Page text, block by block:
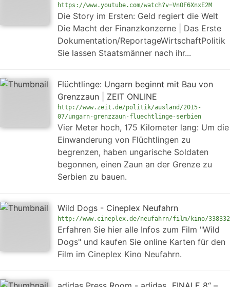
https://www.youtube.com/watch?v=VnOF6XnxE2M
Die Story im Ersten: Geld regiert die Welt
Die Macht der Finanzkonzerne | Das Erste
Dokumentation/ReportageWirtschaftPolitik
Sie lassen Staatsmänner nach ihr...
Flüchtlinge: Ungarn beginnt mit Bau von
Grenzzaun | ZEIT ONLINE
http://www.zeit.de/politik/ausland/2015-
07/ungarn-grenzzaun-fluechtlinge-serbien
Vier Meter hoch, 175 Kilometer lang: Um die
Einwanderung von Flüchtlingen zu
begrenzen, haben ungarische Soldaten
begonnen, einen Zaun an der Grenze zu
Serbien zu bauen.
Wild Dogs - Cineplex Neufahrn
http://www.cineplex.de/neufahrn/film/kino/
Erfahren Sie hier alle Infos zum Film "Wild
Dogs" und kaufen Sie online Karten für den
Film im Cineplex Kino Neufahrn.